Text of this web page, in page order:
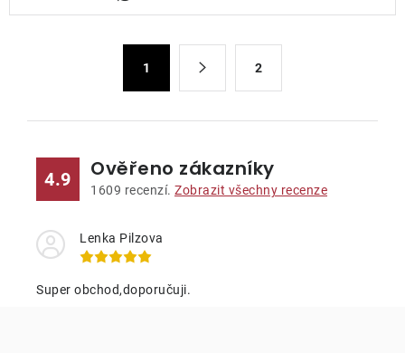
1 2
4.9 Ověřeno zákazníky
1609 recenzí. Zobrazit všechny recenze
Lenka Pilzova
Super obchod,doporučuji.